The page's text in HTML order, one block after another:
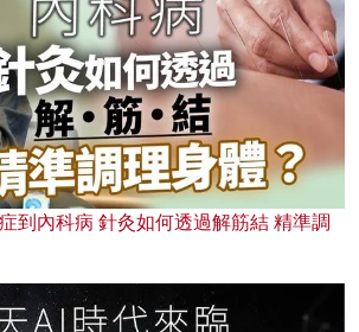
到內科病 針灸如何透過解筋結 精準調